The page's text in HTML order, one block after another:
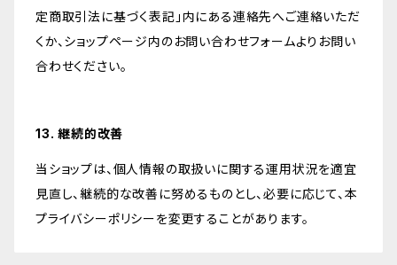
定商取引法に基づく表記」内にある連絡先へご連絡いただ
くか、ショップページ内のお問い合わせフォームよりお問い
合わせください。
13. 継続的改善
当ショップは、個人情報の取扱いに関する運用状況を適宜
見直し、継続的な改善に努めるものとし、必要に応じて、本
プライバシーポリシーを変更することがあります。